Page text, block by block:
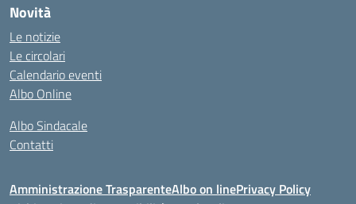
Novità
Le notizie
Le circolari
Calendario eventi
Albo Online
Albo Sindacale
Contatti
Amministrazione TrasparenteAlbo on linePrivacy Policy